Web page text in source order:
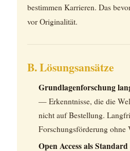
bestimmen Karrieren. Das
vor Originalität.
B. Lösungsansätze
Grundlagenforschung
— Erkenntnisse, die die
nicht auf Bestellung.
Forschungsförderung ohne
Open Access als Standard